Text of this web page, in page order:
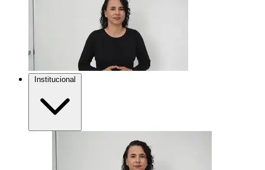
Institucional